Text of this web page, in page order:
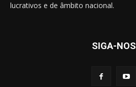
lucrativos e de âmbito nacional.
SIGA-NOS